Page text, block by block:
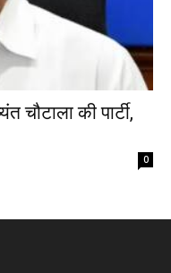
चौटाला की पार्टी,
0